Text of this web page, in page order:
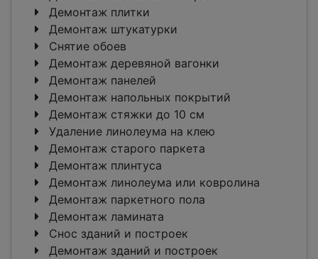
Демонтаж плитки
Демонтаж штукатурки
Снятие обоев
Демонтаж деревяной вагонки
Демонтаж панелей
Демонтаж напольных покрытий
Демонтаж стяжки до 10 см
Удаление линолеума на клею
Демонтаж старого паркета
Демонтаж плинтуса
Демонтаж линолеума или ковролина
Демонтаж паркетного пола
Демонтаж ламината
Снос зданий и построек
Демонтаж зданий и построек